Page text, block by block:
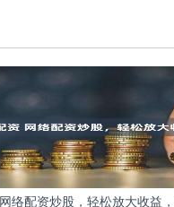
络配资炒股，轻松放大收益